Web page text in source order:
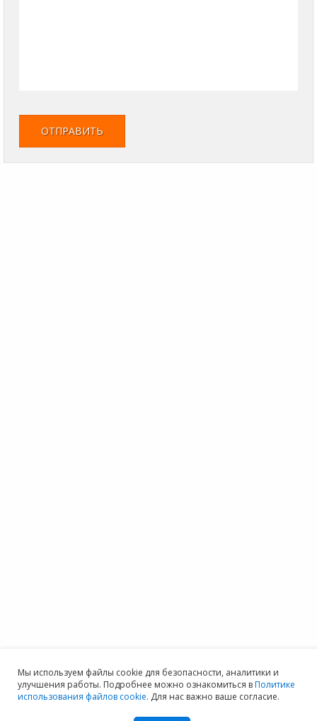
Мы используем файлы cookie для безопасности, аналитики и
улучшения работы. Подробнее можно ознакомиться вПолитике
использования файлов cookie. Для нас важно ваше согласие.